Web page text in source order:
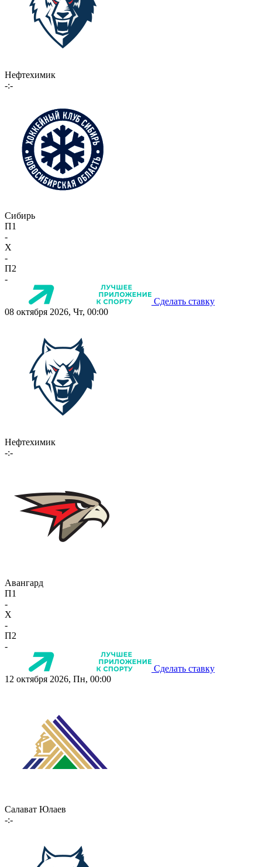
Нефтехимик
-:-
Сибирь
П1
-
X
-
П2
-
Сделать ставку
08 октября 2026, Чт, 00:00
Нефтехимик
-:-
Авангард
П1
-
X
-
П2
-
Сделать ставку
12 октября 2026, Пн, 00:00
Салават Юлаев
-:-